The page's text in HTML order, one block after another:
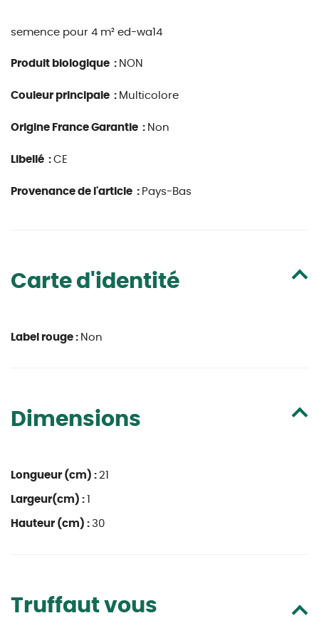
semence pour 4 m² ed-wa14
Produit biologique : NON
Couleur principale : Multicolore
Origine France Garantie : Non
Libellé : CE
Provenance de l'article : Pays-Bas
Carte d'identité
Label rouge : Non
Dimensions
Longueur (cm) : 21
Largeur(cm) :
Hauteur (cm) : 30
Truffaut vous